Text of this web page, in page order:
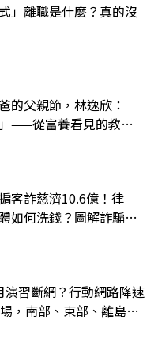
」離職是什麼？真的沒
的父親節，林逸欣：
」——從富養看見的教養
客詐慈濟10.6億！律
如何洗錢？圖解詐騙關
演習斷網？行動網路降速
，南部、東部、離島為